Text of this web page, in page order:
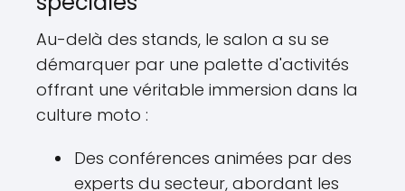
Au-delà des stands, le salon a su se
démarquer par une palette d'activités
offrant une véritable immersion dans la
culture moto :
Des conférences animées par des
experts du secteur, abordant les